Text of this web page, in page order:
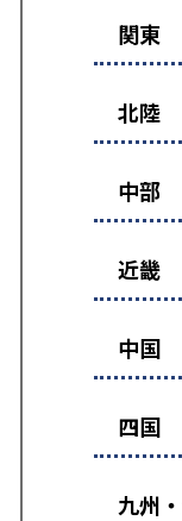
関東
北陸
中部
近畿
中国
四国
九州